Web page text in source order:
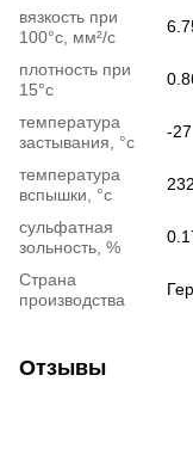
вязкость при
100°c, мм²/с
плотность при
15°c
температура
застывания, °c
-27
температура
вспышки, °c
232
сульфатная
зольность, %
Страна
производства
Отзывы